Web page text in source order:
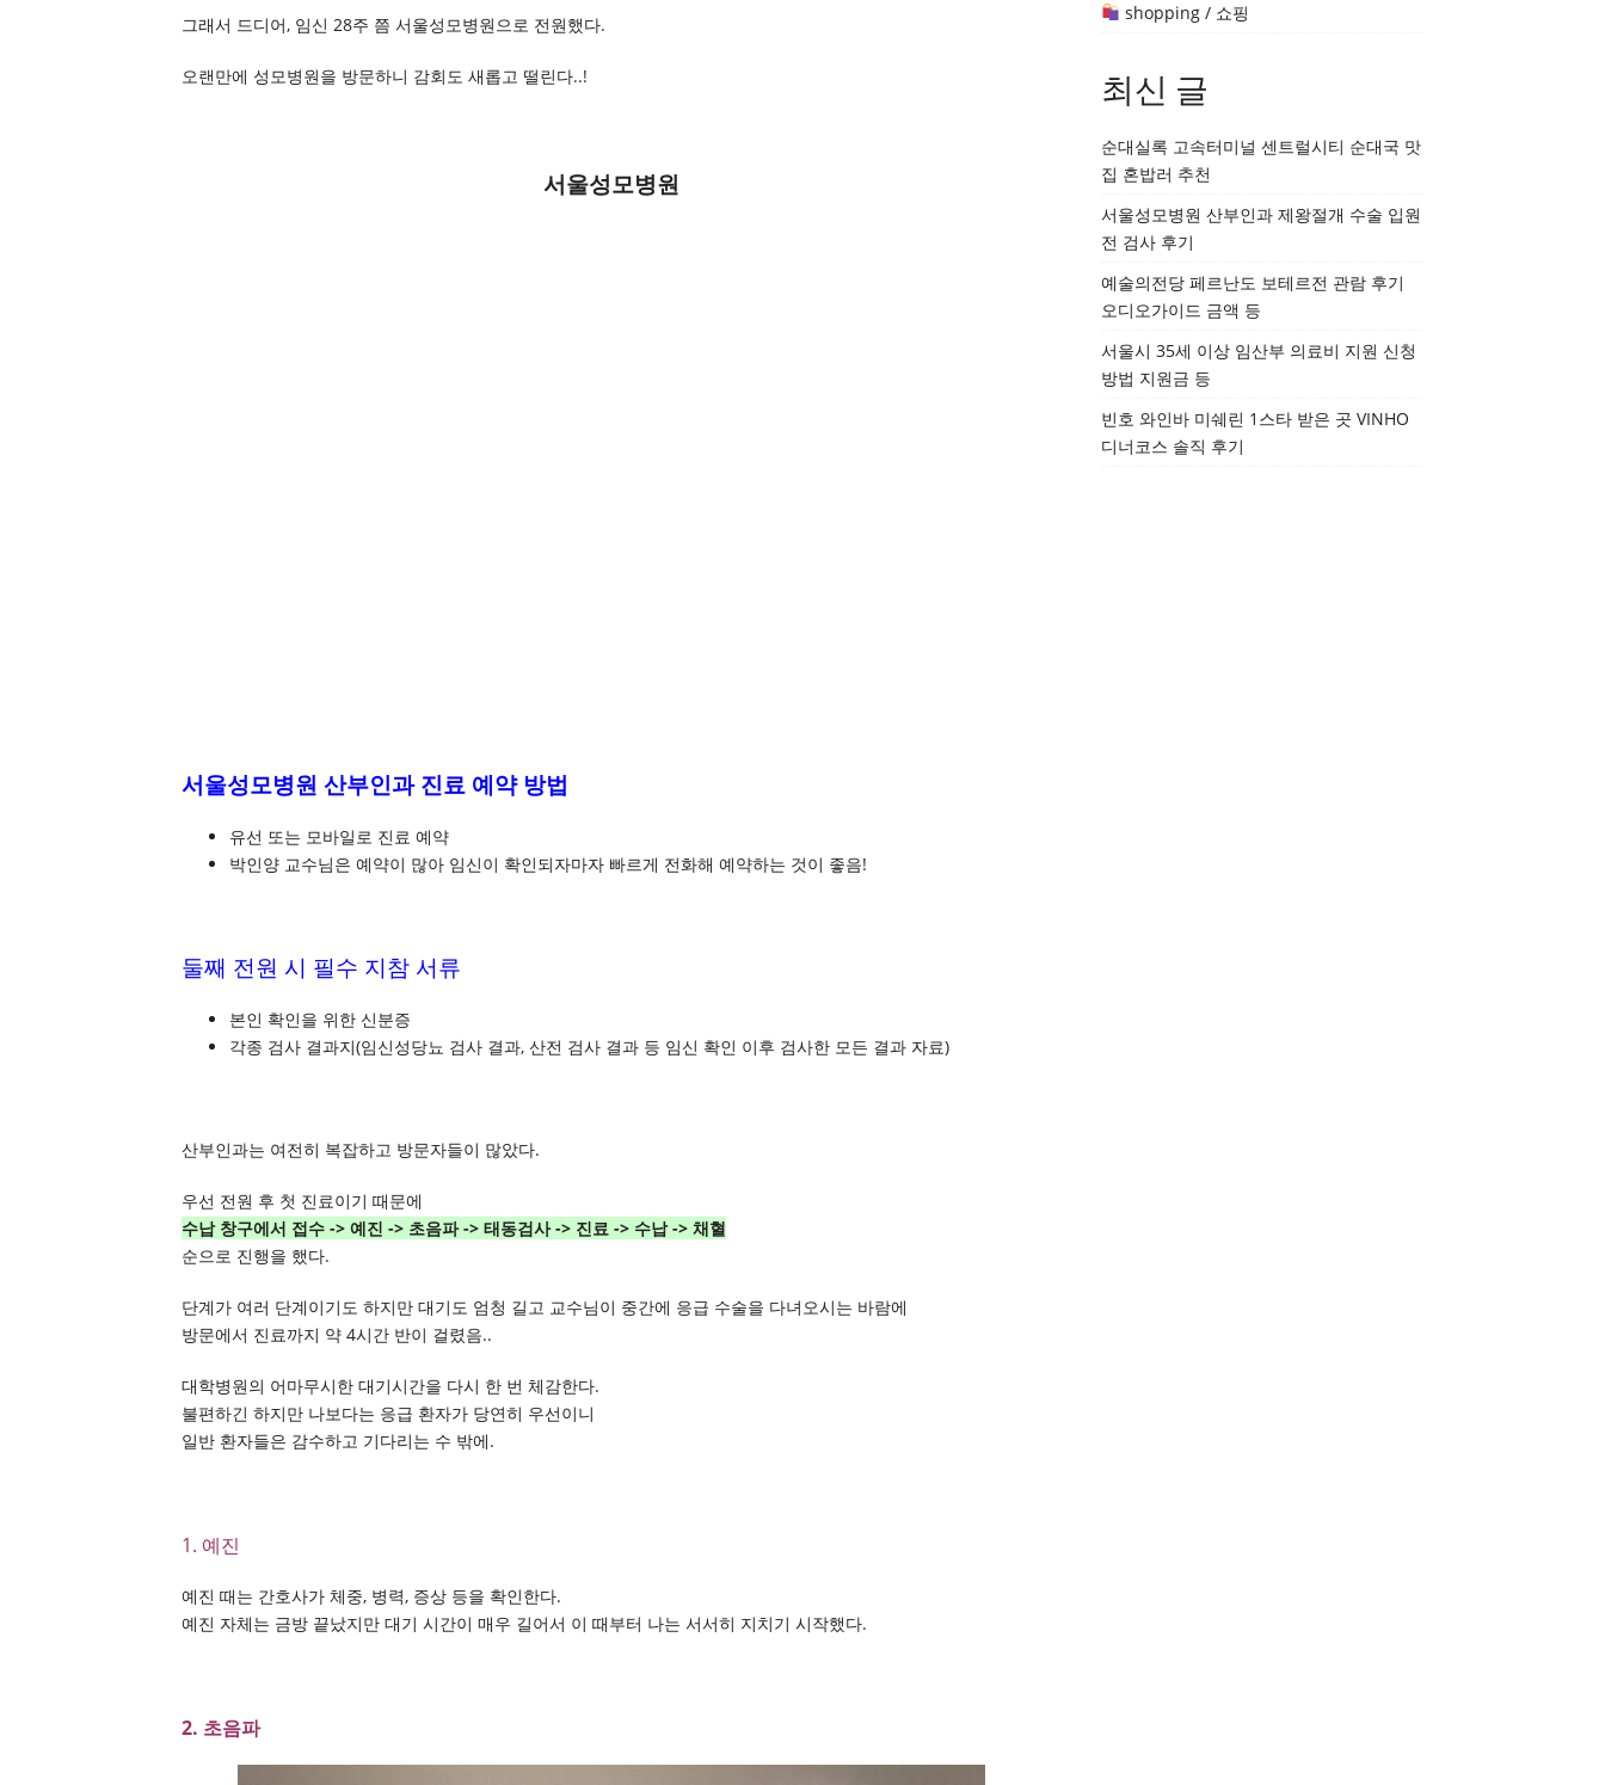
그래서 드디어, 임신 28주 쯤 서울성모병원으로 전원했다.
오랜만에 성모병원을 방문하니 감회도 새롭고 떨린다..!
서울성모병원
서울성모병원 산부인과 진료 예약 방법
유선 또는 모바일로 진료 예약
박인양 교수님은 예약이 많아 임신이 확인되자마자 빠르게 전화해 예약하는 것이 좋음!
둘째 전원 시 필수 지참 서류
본인 확인을 위한 신분증
각종 검사 결과지(임신성당뇨 검사 결과, 산전 검사 결과 등 임신 확인 이후 검사한 모든 결과 자료)
산부인과는 여전히 복잡하고 방문자들이 많았다.
우선 전원 후 첫 진료이기 때문에
수납 창구에서 접수 -> 예진 -> 초음파 -> 태동검사 -> 진료 -> 수납 -> 채혈
순으로 진행을 했다.
단계가 여러 단계이기도 하지만 대기도 엄청 길고 교수님이 중간에 응급 수술을 다녀오시는 바람에
방문에서 진료까지 약 4시간 반이 걸렸음..
대학병원의 어마무시한 대기시간을 다시 한 번 체감한다.
불편하긴 하지만 나보다는 응급 환자가 당연히 우선이니
일반 환자들은 감수하고 기다리는 수 밖에.
1. 예진
예진 때는 간호사가 체중, 병력, 증상 등을 확인한다.
예진 자체는 금방 끝났지만 대기 시간이 매우 길어서 이 때부터 나는 서서히 지치기 시작했다.
2. 초음파
shopping / 쇼핑
최신 글
순대실록 고속터미널 센트럴시티 순대국 맛
집 혼밥러 추천
서울성모병원 산부인과 제왕절개 수술 입원
전 검사 후기
예술의전당 페르난도 보테르전 관람 후기
오디오가이드 금액 등
서울시 35세 이상 임산부 의료비 지원 신청
방법 지원금 등
빈호 와인바 미쉐린 1스타 받은 곳 VINHO
디너코스 솔직 후기